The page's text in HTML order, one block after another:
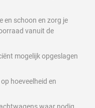
en schoon en zorg je
vanuit de
mogelijk opgeslagen
hoeveelheid en